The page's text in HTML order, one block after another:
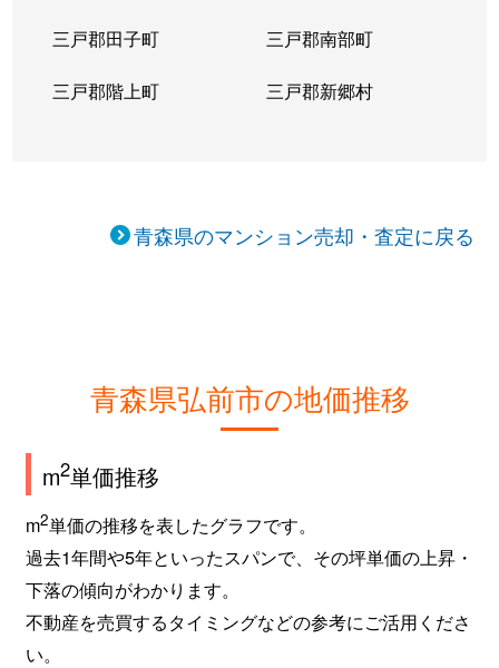
三戸郡田子町 三戸郡南部町
三戸郡階上町 三戸郡新郷村
青森県のマンション売却・査定に戻る
青森県弘前市の地価推移
m2単価推移
m2単価の推移を表したグラフです。
過去1年間や5年といったスパンで、その坪単価の上昇・
下落の傾向がわかります。
不動産を売買するタイミングなどの参考にご活用くださ
い。